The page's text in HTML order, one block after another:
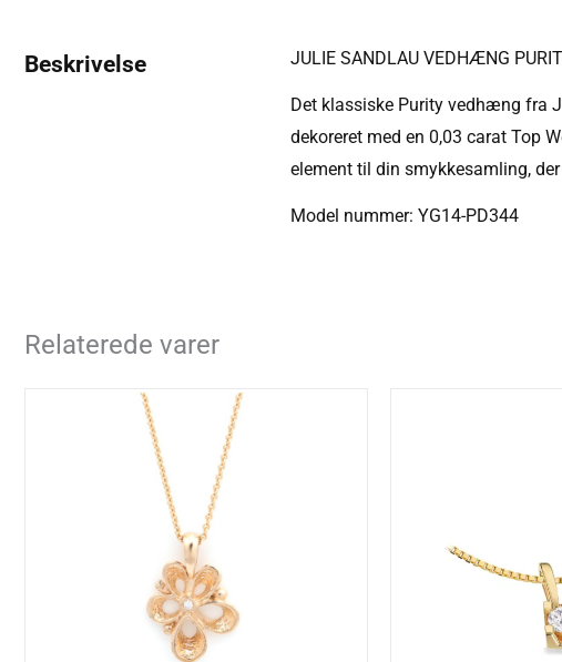
Beskrivelse JULIE SANDLAU VEDHÆNG
Det klassiske Purity vedhæng fra
dekoreret med en 0,03 carat Top
element til din smykkesamling,
Model nummer: YG14-PD344
Relaterede varer